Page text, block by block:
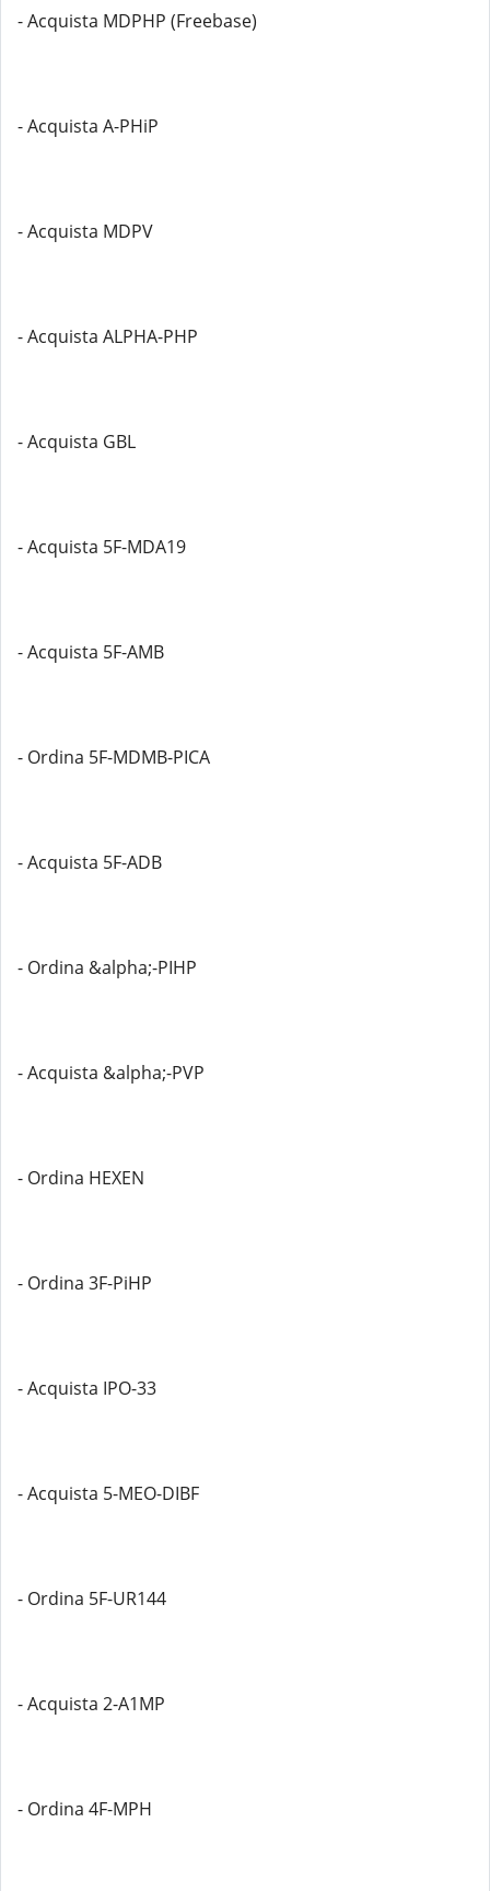
- Acquista MDPHP (Freebase)
- Acquista A-PHiP
- Acquista MDPV
- Acquista ALPHA-PHP
- Acquista GBL
- Acquista 5F-MDA19
- Acquista 5F-AMB
- Ordina 5F-MDMB-PICA
- Acquista 5F-ADB
- Ordina &alpha;-PIHP
- Acquista &alpha;-PVP
- Ordina HEXEN
- Ordina 3F-PiHP
- Acquista IPO-33
- Acquista 5-MEO-DIBF
- Ordina 5F-UR144
- Acquista 2-A1MP
- Ordina 4F-MPH